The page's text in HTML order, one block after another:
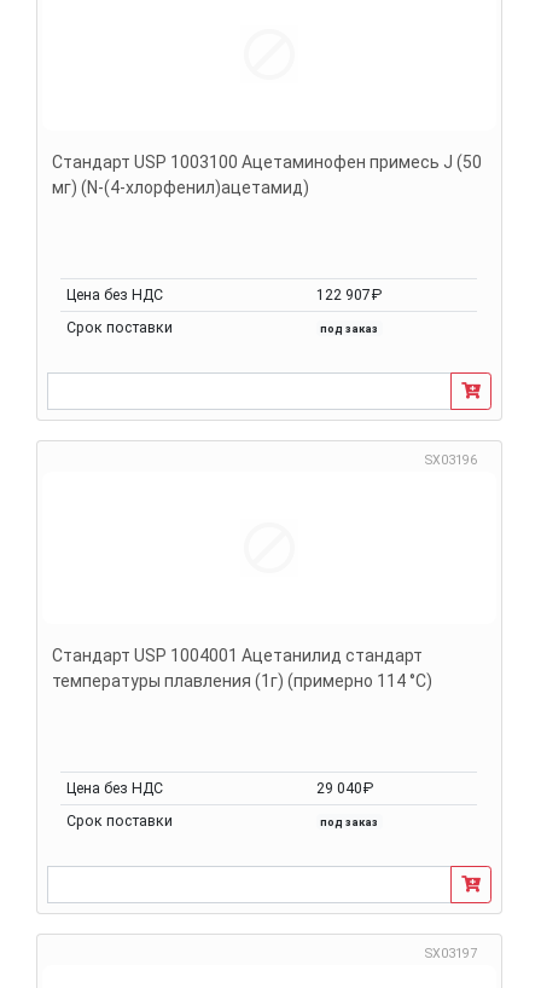
Стандарт USP 1003100 Ацетаминофен примесь J (50
мг) (N-(4-хлорфенил)ацетамид)
Цена без НДС
122 907₽
Срок поставки
под заказ
SX03196
Стандарт USP 1004001 Ацетанилид стандарт
температуры плавления (1г) (примерно 114 °C)
Цена без НДС
29 040₽
Срок поставки
под заказ
SX03197